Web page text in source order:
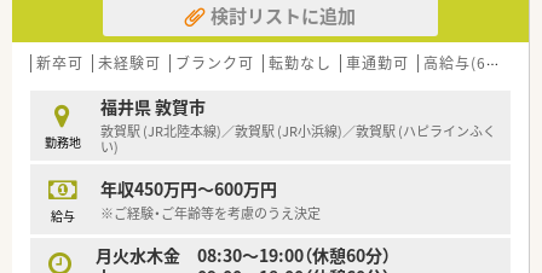
【職場環境と雰囲気】
■代表自らが現場に入ってスタッフと共に働いており、意見や提
案を言いやすい風通しの良い職場環境が自慢です。
門知識を共有しながらチーム医療を実践できます。
■店舗の2階には専用の研修室が設けられており、スタッフが自
発的に学び合う前向きで明るい雰囲気が漂っています。
検討リストに追加
新卒可 未経験可 ブランク可 転勤なし 車通勤可 高給与(600万円以上)
勤務地
福井県 敦賀市
敦賀駅 (JR北陸本線)／敦賀駅 (JR小浜線)／敦賀駅 (ハピラインふく
い)
給与
年収450万円～600万円
※ご経験・ご年齢等を考慮のうえ決定
月火水木金 08:30～19:00（休憩60分）